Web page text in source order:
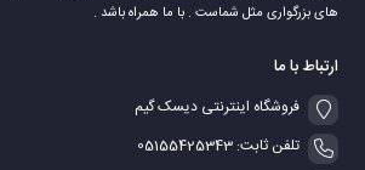
های بزرگواری مثل شماست . با ما همراه باشد .
ارتباط با ما
فروشگاه اینترنتی دیسک گیم
تلفن ثابت: 05155425343